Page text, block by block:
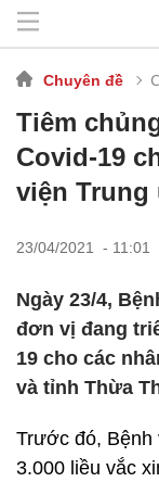
Chuyên đề
Tiêm
Covid-19
viện Trung
23/04/2021 - 11:01
Ngày 23/4,
đơn vị đang
19 cho các
và tỉnh Thừa
Trước đó, Bệnh
3.000 liều vắc